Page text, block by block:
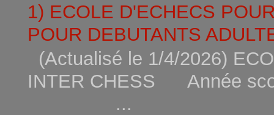
1) ECOLE D'ECHECS
POUR DEBUTANTS
(Actualisé le 1/4/2026)
INTER CHESS Année
...